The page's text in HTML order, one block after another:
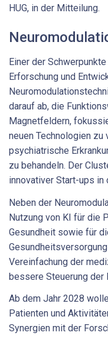
HUG, in der Mitteilung.
Einer der
Erforschung und
darauf ab, die
Magnetfeldern,
neuen Technologien zu
psychiatrische
zu behandeln. Der
innovativer Start-ups
Neben der
Nutzung von KI für die
Gesundheit sowie für
Vereinfachung der
bessere Steuerung der
Ab dem Jahr 2028
Patienten und
Synergien mit der